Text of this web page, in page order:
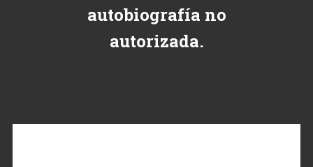
autobiografía no
autorizada.